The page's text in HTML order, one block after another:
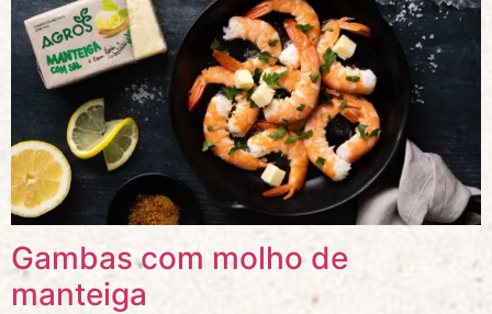
Gambas com molho de
manteiga